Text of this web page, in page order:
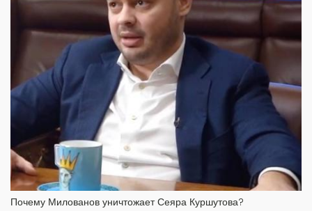
Почему Милованов уничтожает Сеяра Куршутова?